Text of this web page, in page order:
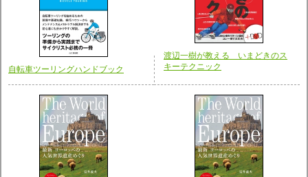
自転車ツーリングハンドブック
渡辺一樹が教える いまどきのス
キーテクニック